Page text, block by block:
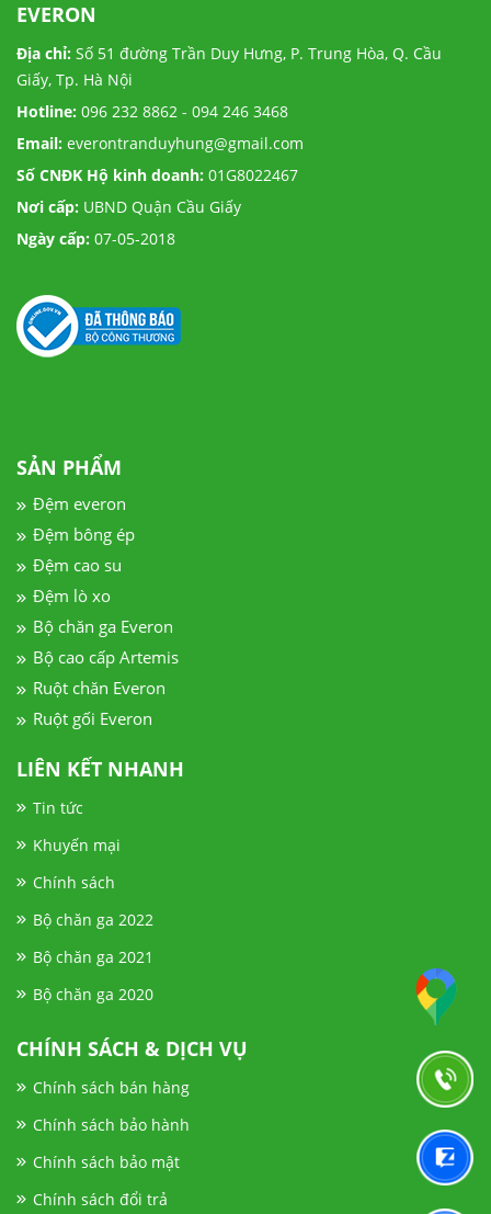
EVERON
Địa chỉ: Số 51 đường Trần Duy Hưng, P. Trung Hòa, Q. Cầu
Giấy, Tp. Hà Nội
Hotline: 096 232 8862 - 094 246 3468
Email: everontranduyhung@gmail.com
Số CNĐK Hộ kinh doanh: 01G8022467
Nơi cấp: UBND Quận Cầu Giấy
Ngày cấp: 07-05-2018
SẢN PHẨM
Đệm everon
Đệm bông ép
Đệm cao su
Đệm lò xo
Bộ chăn ga Everon
Bộ cao cấp Artemis
Ruột chăn Everon
Ruột gối Everon
LIÊN KẾT NHANH
Tin tức
Khuyến mại
Chính sách
Bộ chăn ga 2022
Bộ chăn ga 2021
Bộ chăn ga 2020
CHÍNH SÁCH & DỊCH VỤ
Chính sách bán hàng
Chính sách bảo hành
Chính sách bảo mật
Chính sách đổi trả